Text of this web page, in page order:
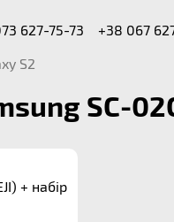
627-75-73
+38 067
S2
SC-
+ набір